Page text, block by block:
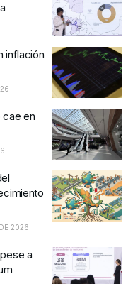
inflación
cae en
2026
a